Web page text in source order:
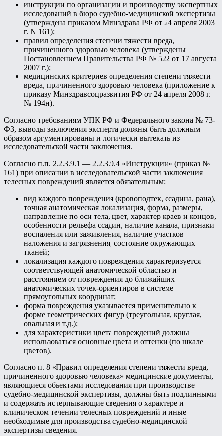
инструкции по организации и производству экспертных
исследований в бюро судебно-медицинской экспертизы
(утверждена приказом Минздрава РФ от 24 апреля 2003
г. N 161);
правил определения степени тяжести вреда,
причиненного здоровью человека (утверждены
Постановлением Правительства РФ № 522 от 17 августа
2007 г.);
медицинских критериев определения степени тяжести
вреда, причиненного здоровью человека (приложение к
приказу Минздравсоцразвития РФ от 24 апреля 2008 г.
№ 194н).
Согласно требованиям УПК РФ и Федерального закона № 73-
ФЗ, выводы заключения эксперта должны быть должным
образом аргументированы и логически вытекать из
исследовательской части заключения.
Согласно п.п. 2.2.3.9.1 — 2.2.3.9.4 «Инструкции» (приказ №
161) при описании в исследовательской части заключения
телесных повреждений является обязательным:
вид каждого повреждения (кровоподтек, ссадина, рана),
точная анатомическая локализация, форма, размеры,
направление по оси тела, цвет, характер краев и концов,
особенности рельефа ссадин, наличие канала, признаки
воспаления или заживления, наличие участков
наложения и загрязнения, состояние окружающих
тканей;
локализация каждого повреждения характеризуется
соответствующей анатомической областью и
расстоянием от повреждения до ближайших
анатомических точек-ориентиров в системе
прямоугольных координат;
форма повреждения указывается применительно к
форме геометрических фигур (треугольная, круглая,
овальная и т.д.);
для характеристики цвета повреждений должны
использоваться основные цвета и оттенки (по шкале
цветов).
Согласно п. 8 «Правил определения степени тяжести вреда,
причиненного здоровью человека» медицинские документы,
являющиеся объектами исследования при производстве
судебно-медицинской экспертизы, должны быть подлинными
и содержать исчерпывающие сведения о характере и
клиническом течении телесных повреждений и иные
необходимые для производства судебно-медицинской
экспертизы сведения.